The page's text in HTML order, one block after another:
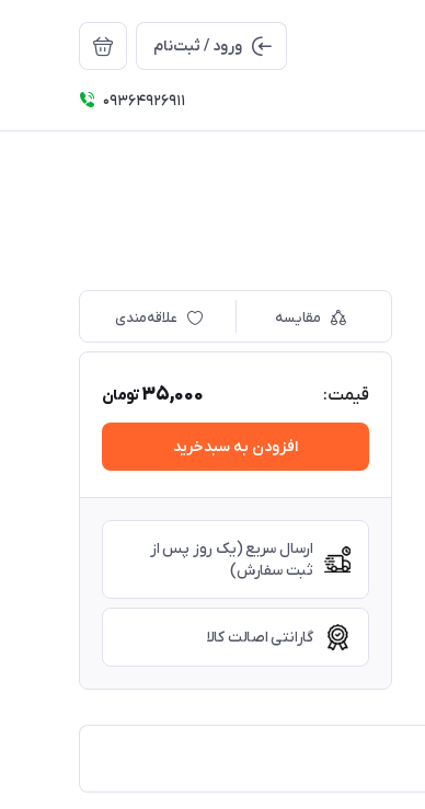
ورود / ثبت‌نام
09364926911
مقایسه علاقه‌مندی
قیمت: 35,000تومان
افزودن به سبدخرید
ارسال سریع (یک روز پس از
ثبت سفارش)
گارانتی اصالت کالا